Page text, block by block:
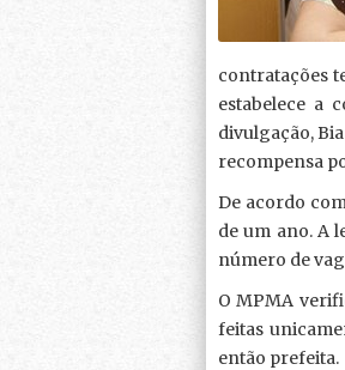
contratações
estabelece a
divulgação,
recompensa
De acordo
de um ano. A
número de
O MPMA
feitas
então prefeita.